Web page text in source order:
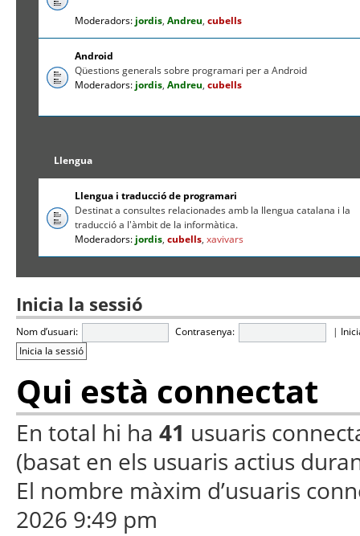
Moderadors: jordis,Andreu,cubells
Android
Qüestions generals sobre programari per a Android
Moderadors: jordis,Andreu,cubells
Llengua
Llengua i traducció de programari
Destinat a consultes relacionades amb la llengua catalana i la
traducció a l'àmbit de la informàtica.
Moderadors: jordis,cubells,xavivars
Inicia la sessió
Nom d’usuari: Contrasenya: |
Qui està connectat
En total hi ha 41 usuaris
(basat en els usuaris actius
El nombre màxim d’usuaris
2026 9:49 pm